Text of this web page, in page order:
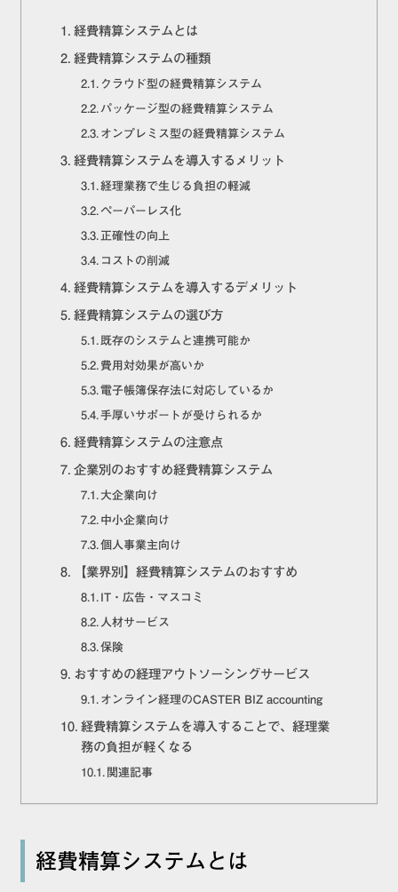
経費精算システムとは
経費精算システムの種類
クラウド型の経費精算システム
パッケージ型の経費精算システム
オンプレミス型の経費精算システム
経費精算システムを導入するメリット
経理業務で生じる負担の軽減
ペーパーレス化
正確性の向上
コストの削減
経費精算システムを導入するデメリット
経費精算システムの選び方
既存のシステムと連携可能か
費用対効果が高いか
電子帳簿保存法に対応しているか
手厚いサポートが受けられるか
経費精算システムの注意点
企業別のおすすめ経費精算システム
大企業向け
中小企業向け
個人事業主向け
【業界別】経費精算システムのおすすめ
IT・広告・マスコミ
人材サービス
保険
おすすめの経理アウトソーシングサービス
オンライン経理のCASTER BIZ accounting
経費精算システムを導入することで、経理業
務の負担が軽くなる
関連記事
経費精算システムとは